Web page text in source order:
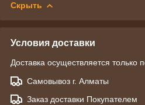
Скрыть
Условия доставки
Доставка осуществляется только
Самовывоз г. Алматы
Заказ доставки Покупателем